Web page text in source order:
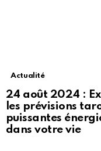
Actualité
24 août 2024 :
les prévisions
puissantes
dans votre vie